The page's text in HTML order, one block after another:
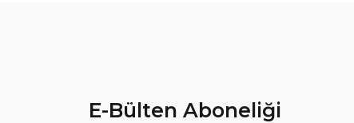
E-Bülten Aboneliği